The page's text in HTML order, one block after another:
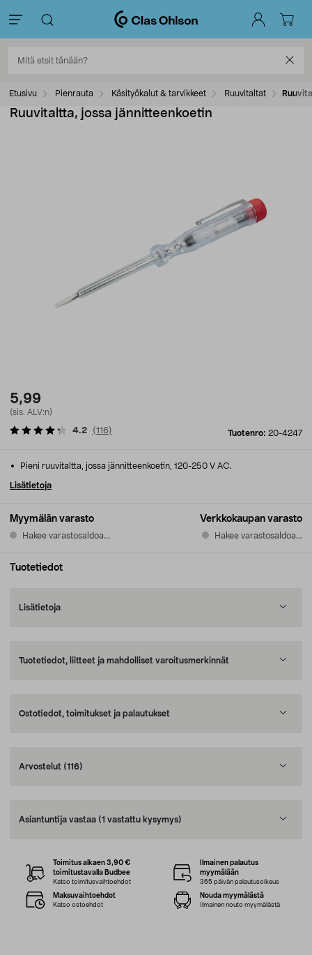
Etusivu Pienrauta Käsityökalut & tarvikkeet Ruuvitaltat
Ruuvitaltta, jossa jännitteenkoetin
5,99
(sis. ALV:n)
Tuotenro: 20-4247
4.2 (116)
Myymälän varasto
Hakee varastosaldoa...
Verkkokaupan varasto
Hakee varastosaldoa...
Pieni ruuvitaltta, jossa jännitteenkoetin, 120-250 V AC.
Lisätietoja
Tuotetiedot
Lisätietoja
Tuotetiedot, liitteet ja mahdolliset varoitusmerkinnät
Ostotiedot, toimitukset ja palautukset
Arvostelut (116)
Asiantuntija vastaa (1 vastattu kysymys)
Toimitus alkaen 3,90 €
toimitustavalla Budbee
Katso toimitusvaihtoehdot
Ilmainen palautus
myymälään
365 päivän palautusoikeus
Maksuvaihtoehdot
Katso ostoehdot
Nouda myymälästä
Ilmainen nouto myymälästä